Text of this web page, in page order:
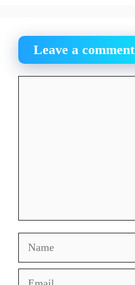
Leave a comment
Name
Email